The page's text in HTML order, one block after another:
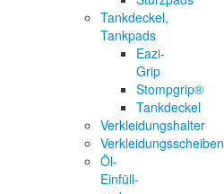
Tankdeckel,
Tankpads
Eazi-
Grip
Stompgrip®
Tankdeckel
Verkleidungshalter
Verkleidungsscheiben
Öl-
Einfüll-